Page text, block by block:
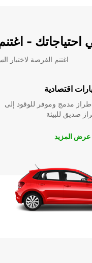
احتياجاتك -
اغتنم الفرصة لاختبار
اقتصادية
مدمج وموفر للوقود إلى
صديق للبيئة
عرض المزيد